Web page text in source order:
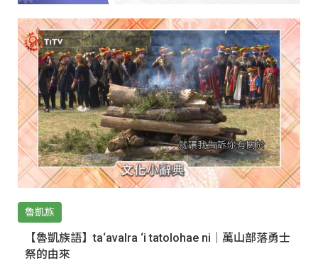
魯凱族
【魯凱族語】ta‘avalra ‘i tatolohae ni｜萬山部落勇士
祭的由來